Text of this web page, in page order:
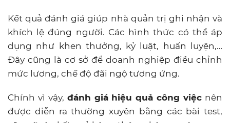
Kết quả đánh giá giúp nhà quản trị ghi nhận và
khích lệ đúng người. Các hình thức có thể áp
dụng như khen thưởng, kỷ luật, huấn luyện,…
Đây cũng là cơ sở để doanh nghiệp điều chỉnh
mức lương, chế độ đãi ngộ tương ứng.
Chính vì vậy, đánh giá hiệu quả công việc nên
được diễn ra thường xuyên bằng các bài test,